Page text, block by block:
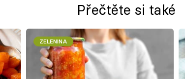
Přečtěte si také
ZELENINA